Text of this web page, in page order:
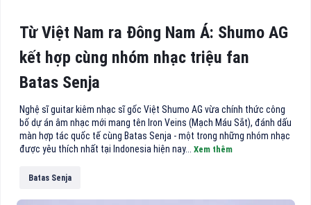
Từ Việt Nam ra Đông Nam Á: Shumo AG
kết hợp cùng nhóm nhạc triệu fan
Batas Senja
Nghệ sĩ guitar kiêm nhạc sĩ gốc Việt Shumo AG vừa chính thức công
bố dự án âm nhạc mới mang tên Iron Veins (Mạch Máu Sắt), đánh dấu
màn hợp tác quốc tế cùng Batas Senja - một trong những nhóm nhạc
được yêu thích nhất tại Indonesia hiện nay... Xem thêm
Batas Senja